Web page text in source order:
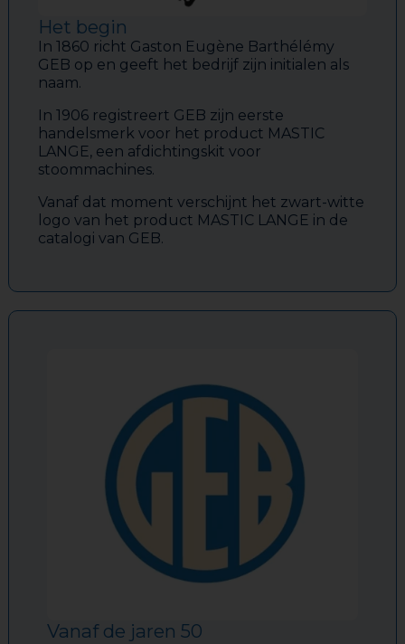
Het begin
In 1860 richt Gaston Eugène Barthélémy
GEB op en geeft het bedrijf zijn initialen als
naam.
In 1906 registreert GEB zijn eerste
handelsmerk voor het product MASTIC
LANGE, een afdichtingskit voor
stoommachines.
Vanaf dat moment verschijnt het zwart-witte
logo van het product MASTIC LANGE in de
catalogi van GEB.
Vanaf de jaren 50